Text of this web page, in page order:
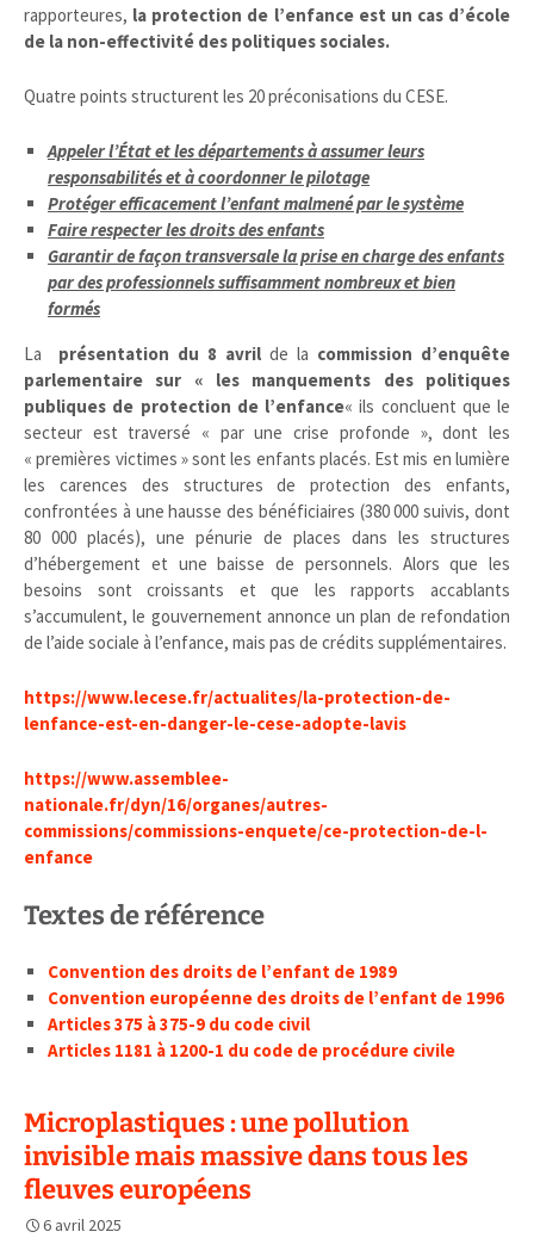
rapporteures, la protection de l’enfance est un cas d’école
de la non-effectivité des politiques sociales.
Quatre points structurent les 20 préconisations du CESE.
Appeler l’État et les départements à assumer leurs
responsabilités et à coordonner le pilotage
Protéger efficacement l’enfant malmené par le système
Faire respecter les droits des enfants
Garantir de façon transversale la prise en charge des enfants
par des professionnels suffisamment nombreux et bien
formés
La
présentation du 8 avril de la commission d’enquête
parlementaire sur « les manquements des politiques
publiques de protection de l’enfance« ils concluent que le
secteur est traversé « par une crise profonde », dont les
« premières victimes » sont les enfants placés. Est mis en lumière
les carences des structures de protection des enfants,
confrontées à une hausse des bénéficiaires (380 000 suivis, dont
80 000 placés), une pénurie de places dans les structures
d’hébergement et une baisse de personnels. Alors que les
besoins sont croissants et que les rapports accablants
s’accumulent, le gouvernement annonce un plan de refondation
de l’aide sociale à l’enfance, mais pas de crédits supplémentaires.
https://www.lecese.fr/actualites/la-protection-de-
lenfance-est-en-danger-le-cese-adopte-lavis
https://www.assemblee-
nationale.fr/dyn/16/organes/autres-
commissions/commissions-enquete/ce-protection-de-l-
enfance
Textes de référence
Convention des droits de l’enfant de 1989
Convention européenne des droits de l’enfant de 1996
Articles 375 à 375-9 du code civil
Articles 1181 à 1200-1 du code de procédure civile
Microplastiques : une pollution
invisible mais massive dans tous les
fleuves européens
6 avril 2025